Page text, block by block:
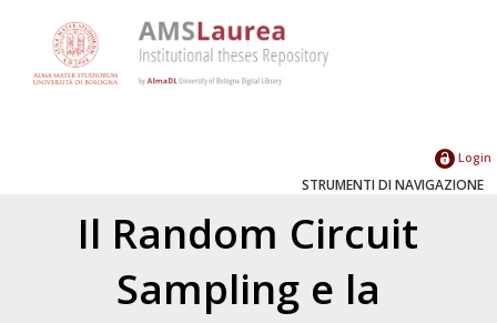
Login
STRUMENTI DI NAVIGAZIONE
Il Random Circuit
Sampling e la